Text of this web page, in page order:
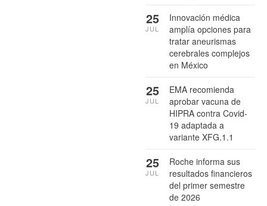
Innovación médica
amplía opciones para
tratar aneurismas
cerebrales complejos
en México
25
JUL
EMA recomienda
aprobar vacuna de
HIPRA contra Covid-
19 adaptada a
variante XFG.1.1
25
JUL
Roche informa sus
resultados financieros
del primer semestre
de 2026
25
JUL